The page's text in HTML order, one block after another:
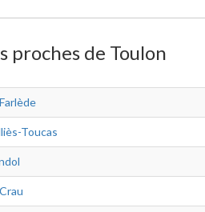
proches de Toulon
Toucas